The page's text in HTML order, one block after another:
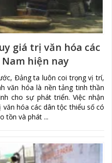
giá trị văn hóa các
hiện nay
Đảng ta luôn coi trọng vị trí,
văn hóa là nền tảng tinh thần
cho sự phát triển. Việc nhận
hóa các dân tộc thiểu số có
tồn và phát ...